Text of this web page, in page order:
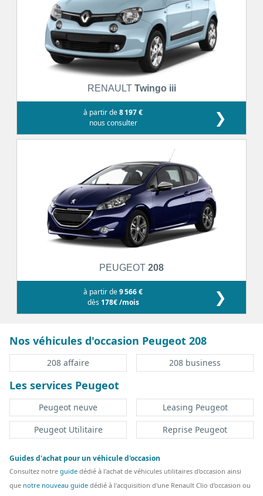
RENAULT Twingo iii
à partir de8 197 €
nous consulter
❯
PEUGEOT 208
à partir de9 566 €
dès 178€ /mois ❯
Nos véhicules d'occasion Peugeot 208
208 affaire 208 business
Les services Peugeot
Peugeot neuve
Leasing Peugeot
Peugeot Utilitaire
Reprise Peugeot
Guides d'achat pour un véhicule d'occasion
Consultez notre guide dédié à l'achat de véhicules utilitaires d'occasion ainsi
que notre nouveau guide dédié à l'acquisition d'une Renault Clio d'occasion ou